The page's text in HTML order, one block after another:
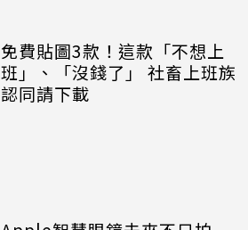
免費貼圖3款！這款「不想上
班」、「沒錢了」 社畜上班族
認同請下載